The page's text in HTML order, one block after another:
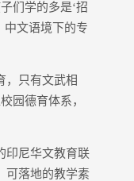
们学的多是‘招
中文语境下的专
只有文武相
园德育体系，
印尼华文教育联
可落地的教学素